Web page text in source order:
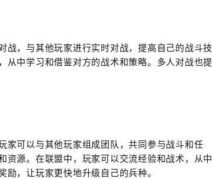
战，与其他玩家进行实时对战，提高自己的战斗技
从中学习和借鉴对方的战术和策略。多人对战也提
家可以与其他玩家组成团队，共同参与战斗和任
资源。在联盟中，玩家可以交流经验和战术，从中
，让玩家更快地升级自己的兵种。